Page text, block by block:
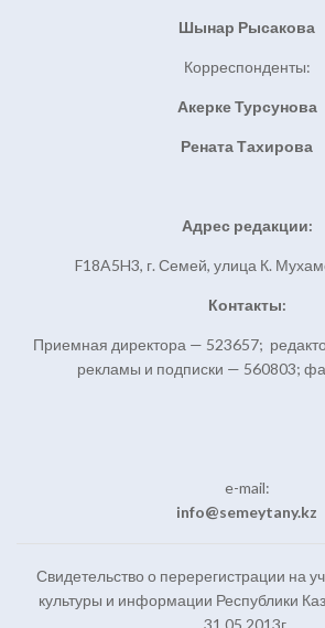
Шынар Рысакова
Корреспонденты:
Акерке Турсунова
Рената Тахирова
Адрес редакции:
F18A5H3, г. Семей, улица К.
Контакты:
Приемная директора — 523657;
рекламы и подписки — 560803;
e-mail:
info@semeytany.kz
Свидетельство о перерегистрации на
культуры и информации Республики
31.05.2013г.